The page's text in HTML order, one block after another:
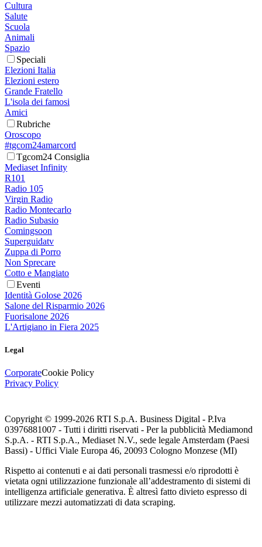
Cultura
Salute
Scuola
Animali
Spazio
Speciali
Elezioni Italia
Elezioni estero
Grande Fratello
L'isola dei famosi
Amici
Rubriche
Oroscopo
#tgcom24amarcord
Tgcom24 Consiglia
Mediaset Infinity
R101
Radio 105
Virgin Radio
Radio Montecarlo
Radio Subasio
Comingsoon
Superguidatv
Zuppa di Porro
Non Sprecare
Cotto e Mangiato
Eventi
Identità Golose 2026
Salone del Risparmio 2026
Fuorisalone 2026
L'Artigiano in Fiera 2025
Legal
CorporateCookie Policy
Privacy Policy
Copyright © 1999-2026 RTI S.p.A. Business Digital - P.Iva
03976881007 - Tutti i diritti riservati - Per la pubblicità Mediamond
S.p.A. - RTI S.p.A., Mediaset N.V., sede legale Amsterdam (Paesi
Bassi) - Uffici Viale Europa 46, 20093 Cologno Monzese (MI)
Rispetto ai contenuti e ai dati personali trasmessi e/o riprodotti è
vietata ogni utilizzazione funzionale all’addestramento di sistemi di
intelligenza artificiale generativa. È altresì fatto divieto espresso di
utilizzare mezzi automatizzati di data scraping.